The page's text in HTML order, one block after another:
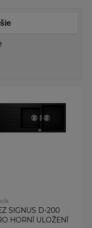
SIGNUS D-200
HORNÍ ULOŽENÍ